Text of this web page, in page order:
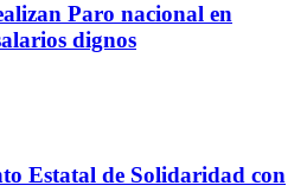
Paro nacional en
dignos
Estatal de Solidaridad con